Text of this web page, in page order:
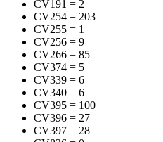
CV191 = 2
CV254 = 203
CV255 = 1
CV256 = 9
CV266 = 85
CV374 = 5
CV339 = 6
CV340 = 6
CV395 = 100
CV396 = 27
CV397 = 28